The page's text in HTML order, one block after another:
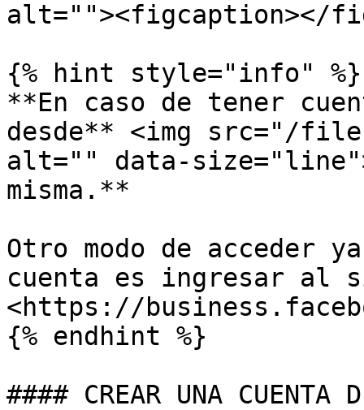
alt=""><figcaption></
{% hint style="info" %}
**En caso de tener
desde** <img src="/
alt="" data-
misma.**
Otro modo de acceder
cuenta es ingresar al
<https://
{% endhint %}
#### CREAR UNA CUENTA